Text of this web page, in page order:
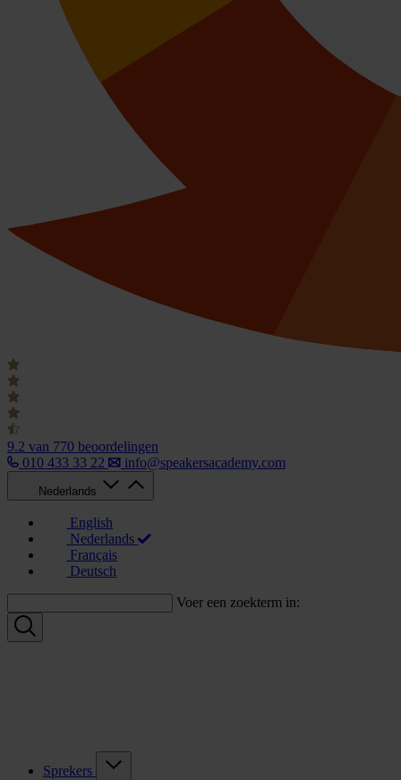
9.2 van 770 beoordelingen
010 433 33 22
info@speakersacademy.com
Nederlands
English
Nederlands
Français
Deutsch
Voer een zoekterm in:
Sprekers